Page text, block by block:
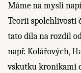
Máme na mysli
Teorii spolehlivosti
tato díla na rozdíl
např. Kolářových,
vskutku kronikami